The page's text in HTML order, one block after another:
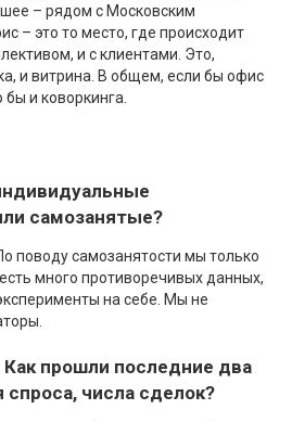
– рядом с Московским
– это то место, где происходит
и с клиентами. Это,
и витрина. В общем, если бы офис
и коворкинга.
самозанятые?
поводу самозанятости мы только
много противоречивых данных,
на себе. Мы не
прошли последние два
спроса, числа сделок?